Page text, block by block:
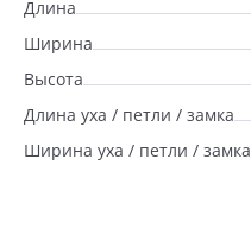
Длина
Ширина
Высота
Длина уха / петли / замка
Ширина уха / петли / замка